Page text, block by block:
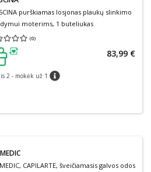
purškiamas losjonas plaukų slinkimo
moterims, 1 buteliukas
(0)
įvertinimas 0.00
2 - mokėk už 1 patarimas
83,99 €
CAPILARTE, šveičiamasis galvos odos